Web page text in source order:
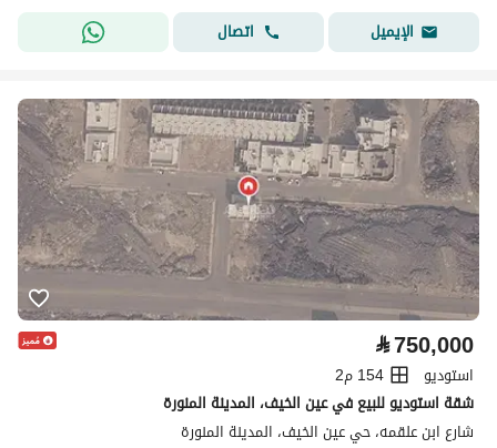
الإيميل
اتصال
⃁750,000
استوديو
154 م2
شقة استوديو للبيع في عين الخيف، المدينة المنورة
شارع ابن علقمه، حي عين الخيف، المدينة المنورة